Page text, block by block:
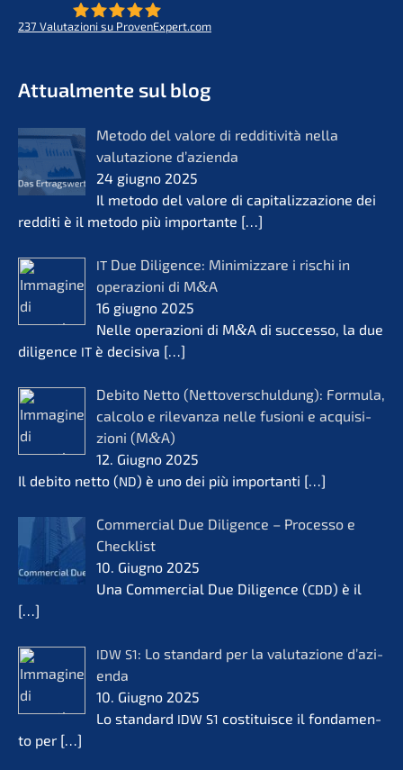
237 Valuta­zio­ni su ProvenExpert.com
Attual­men­te sul blog
Metodo del valore di reddi­ti­vi­tà nella
valuta­zio­ne d’azi­en­da
24 giugno 2025
Il metodo del valore di capita­liz­za­zio­ne dei
reddi­ti è il metodo più importan­te […]
IT Due Diligence: Minimiz­za­re i rischi in
opera­zio­ni di M&A
16 giugno 2025
Nelle opera­zio­ni di M&A di succes­so, la due
diligence IT è decisi­va […]
Debito Netto (Netto­ver­schul­dung): Formu­la,
calco­lo e rilevanza nelle fusio­ni e acqui­si­
zio­ni (M&A)
12. Giugno 2025
Il debito netto (ND) è uno dei più importan­ti […]
Commer­cial Due Diligence – Proces­so e
Check­list
10. Giugno 2025
Una Commer­cial Due Diligence (CDD) è il
[…]
IDW S1: Lo standard per la valuta­zio­ne d’azi­
en­da
10. Giugno 2025
Lo standard IDW S1 costi­tuis­ce il fonda­men­
to per […]